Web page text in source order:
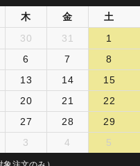
木 金
土
30 31
1
6 7
8
13 14
15
20 21
22
27 28
29
3 4 5